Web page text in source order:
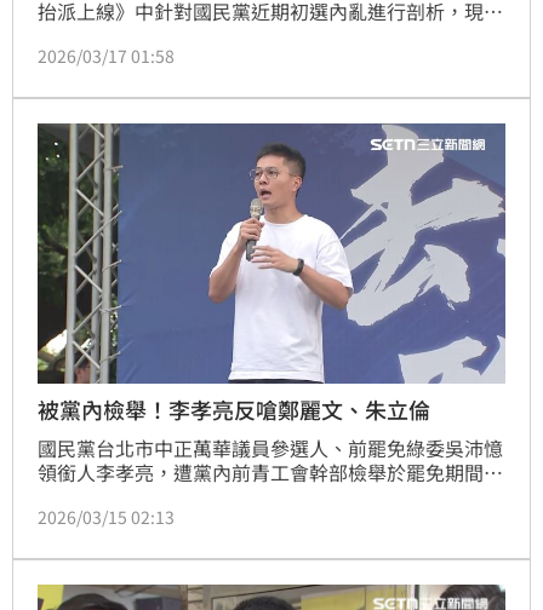
抬派上線》中針對國民黨近期初選內亂進行剖析，現任
擊，甚至試圖「往死裡打」，不符合政治常理與比例原
擊基層新人，嘲諷徐巧芯此舉如同「拿愛國者飛彈打無
人機」，不僅難看且缺乏大將之風，更質疑這純粹是為
了個人報復，重傷黨內團結。
2026/03/17 01:58
被黨內檢舉！李孝亮反嗆鄭麗文、朱立倫
國民黨台北市中正萬華議員參選人、前罷免綠委吳沛憶
領銜人李孝亮，遭黨內前青工會幹部檢舉於罷免期間嚴
自己17日將到國民黨紀律委會說明，痛批對於不實指控
主席朱立倫，「我在罷免期間到底說過哪一句話，或做
過哪件事，讓國民黨黨譽受到蒙羞、受損？」
2026/03/15 02:13